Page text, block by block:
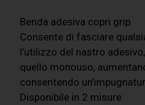
Benda adesiva copri grip.
Consente di fasciare
l’utilizzo del nastro
quello monouso,
consentendo
Disponibile in 2 misure: